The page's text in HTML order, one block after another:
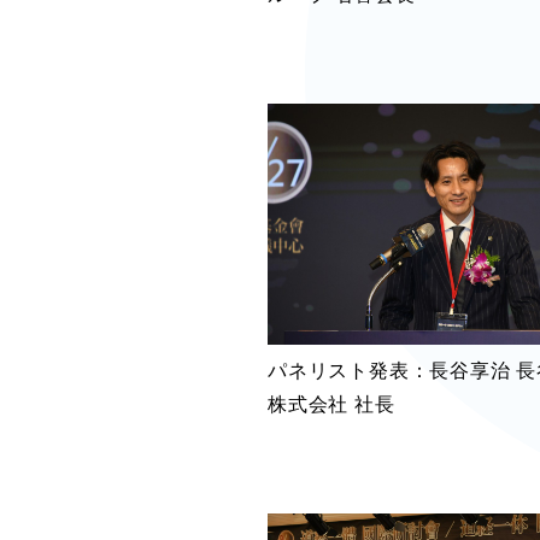
パネリスト発表：長谷享治
株式会社 社長